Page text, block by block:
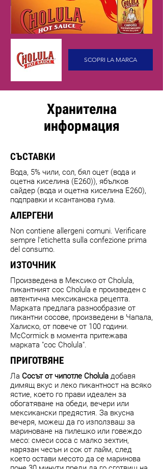
SCOPRI LA MARCA
Хранителна
информация
СЪСТАВКИ
Вода, 5% чили, сол, бял оцет (вода и
оцетна киселина (E260)), ябълков
сайдер (вода и оцетна киселина E260),
подправки и ксантанова гума.
АЛЕРГЕНИ
Non contiene allergeni comuni. Verificare
sempre l'etichetta sulla confezione prima
del consumo.
ИЗТОЧНИК
Произведена в Мексико от Cholula,
пикантният сос Cholula е произведен с
автентична мексиканска рецепта.
Марката предлага разнообразие от
пикантни сосове, произведени в Чапала,
Халиско, от повече от 100 години.
McCormick в момента притежава
марката "сос Cholula".
ПРИГОТВЯНЕ
Ла Сосът от чипотле Cholula добавя
димящ вкус и леко пикантност на всяко
ястие, което го прави идеален за
обогатяване на обеди, вечери или
мексикански предястия. За вкусна
вечеря, можеш да го използваш за
мариноване на пилешко или говеждо
месо: смеси соса с малко зехтин,
нарязан чесън и сок от лайм, след
което остави месото да се маринова